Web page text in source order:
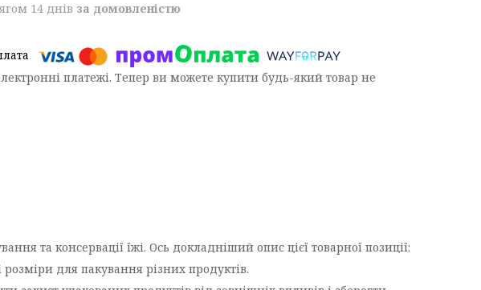
14 днів за домовленістю
платежі. Тепер ви можете купити будь-який товар не
та консервації їжі. Ось докладніший опис цієї товарної позиції:
для пакування різних продуктів.